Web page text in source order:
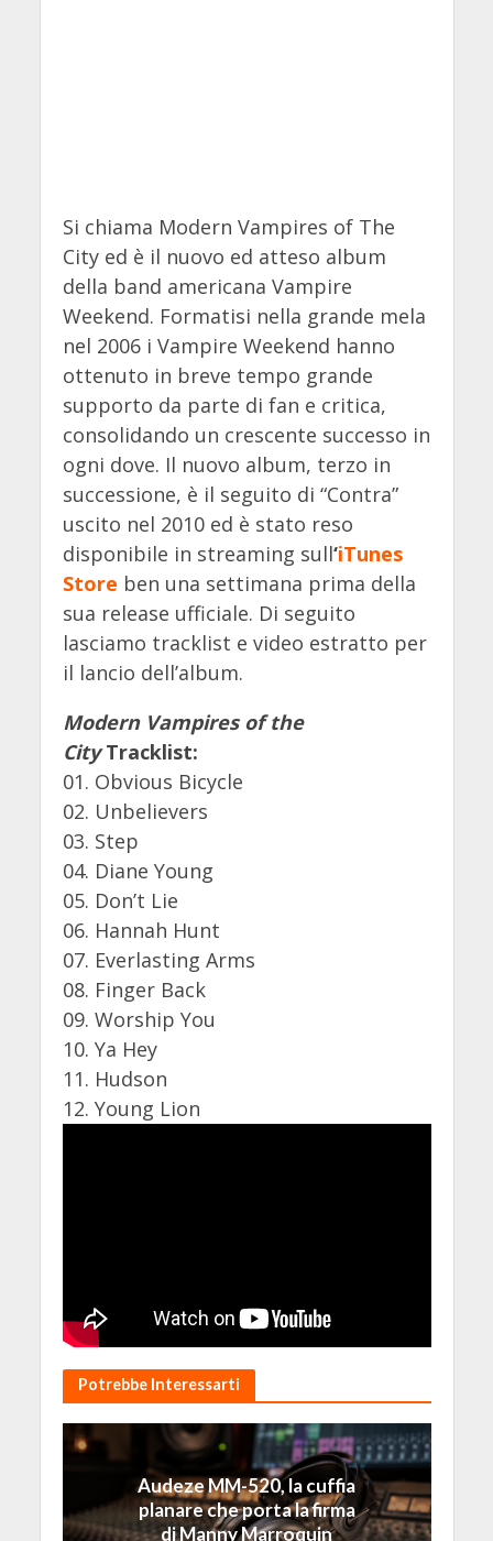
Si chiama Modern Vampires of The
City ed è il nuovo ed atteso album
della band americana Vampire
Weekend. Formatisi nella grande mela
nel 2006 i Vampire Weekend hanno
ottenuto in breve tempo grande
supporto da parte di fan e critica,
consolidando un crescente successo in
ogni dove. Il nuovo album, terzo in
successione, è il seguito di “Contra”
uscito nel 2010 ed è stato reso
disponibile in streaming sull‘iTunes
Store ben una settimana prima della
sua release ufficiale. Di seguito
lasciamo tracklist e video estratto per
il lancio dell’album.
Modern Vampires of the
CityTracklist:
01. Obvious Bicycle
02. Unbelievers
03. Step
04. Diane Young
05. Don’t Lie
06. Hannah Hunt
07. Everlasting Arms
08. Finger Back
09. Worship You
10. Ya Hey
11. Hudson
12. Young Lion
Potrebbe Interessarti
Audeze MM-520, la cuffia
planare che porta la firma
di Manny Marroquin